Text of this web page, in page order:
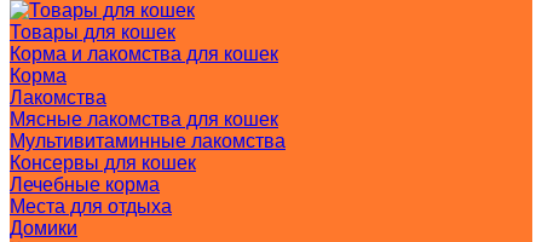
Товары для кошек
Корма и лакомства для кошек
Корма
Лакомства
Мясные лакомства для кошек
Мультивитаминные лакомства
Консервы для кошек
Лечебные корма
Места для отдыха
Домики